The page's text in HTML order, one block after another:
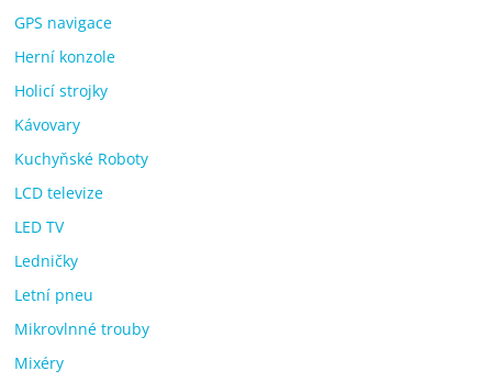
GPS navigace
Herní konzole
Holicí strojky
Kávovary
Kuchyňské Roboty
LCD televize
LED TV
Ledničky
Letní pneu
Mikrovlnné trouby
Mixéry